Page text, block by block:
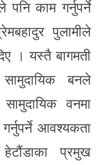
पनि काम गर्नुपर्ने
पुलामीले
। यस्तै बागमती
बनले
वनमा
आवश्यकता
प्रमुख